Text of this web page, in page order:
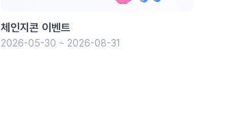
체인지콘 이벤트
2026-05-30 ~ 2026-08-31